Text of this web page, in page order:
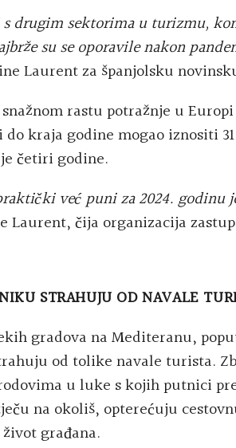
s drugim sektorima u turizmu,
su se oporavile nakon
Laurent za španjolsku
rastu potražnje u
kraja godine mogao iznositi
četiri godine.
već puni za 2024. godinu
Laurent, čija organizacija
STRAHUJU OD NAVALE
gradova na Mediteranu,
od tolike navale turista.
u luke s kojih putnici
na okoliš, opterećuju
građana.